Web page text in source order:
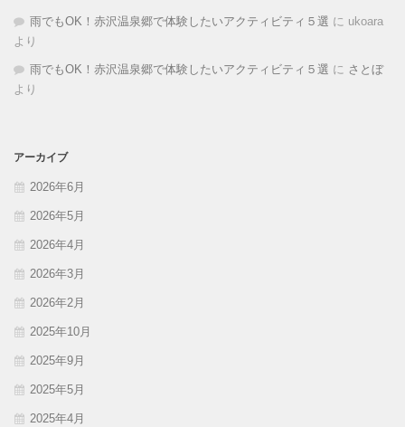
雨でもOK！赤沢温泉郷で体験したいアクティビティ５選 に ukoara
より
雨でもOK！赤沢温泉郷で体験したいアクティビティ５選 に さとぼ
より
アーカイブ
2026年6月
2026年5月
2026年4月
2026年3月
2026年2月
2025年10月
2025年9月
2025年5月
2025年4月